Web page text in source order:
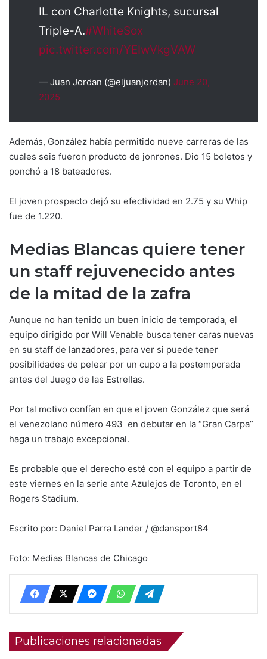
IL con Charlotte Knights, sucursal
Triple-A.#WhiteSox
pic.twitter.com/YEIwVkgVAW
— Juan Jordan (@eljuanjordan) June 20,
2025
Además, González había permitido nueve carreras de las
cuales seis fueron producto de jonrones. Dio 15 boletos y
ponchó a 18 bateadores.
El joven prospecto dejó su efectividad en 2.75 y su Whip
fue de 1.220.
Medias Blancas quiere tener
un staff rejuvenecido antes
de la mitad de la zafra
Aunque no han tenido un buen inicio de temporada, el
equipo dirigido por Will Venable busca tener caras nuevas
en su staff de lanzadores, para ver si puede tener
posibilidades de pelear por un cupo a la postemporada
antes del Juego de las Estrellas.
Por tal motivo confían en que el joven González que será
el venezolano número 493 en debutar en la “Gran Carpa”
haga un trabajo excepcional.
Es probable que el derecho esté con el equipo a partir de
este viernes en la serie ante Azulejos de Toronto, en el
Rogers Stadium.
Escrito por: Daniel Parra Lander / @dansport84
Foto: Medias Blancas de Chicago
Publicaciones relacionadas